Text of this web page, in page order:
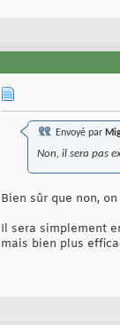
Envoyé par
Non, il sera pas
Bien sûr que non,
Il sera simplement
mais bien plus